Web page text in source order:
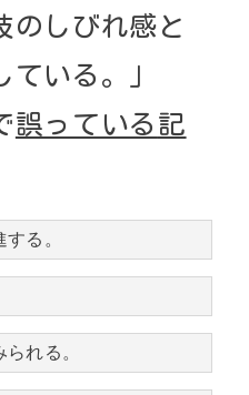
のしびれ感と
いる。」
誤っている 記
る。
れる。